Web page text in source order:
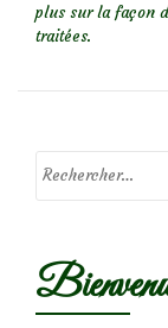
plus sur la façon
traitées.